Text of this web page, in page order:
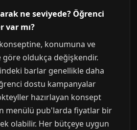
ne seviyede? Öğrenci
var mı?
konumuna ve
oldukça değişkendir.
barlar genellikle daha
dostu kampanyalar
hazırlayan konsept
menülü pub'larda fiyatlar bir
olabilir. Her bütçeye uygun